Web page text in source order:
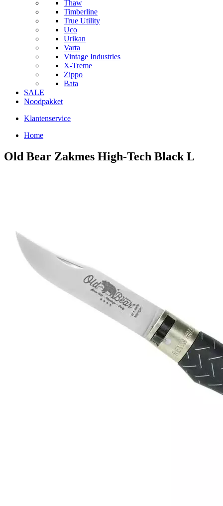
Thaw
Timberline
True Utility
Uco
Urikan
Varta
Vintage Industries
X-Treme
Zippo
Bata
SALE
Noodpakket
Klantenservice
Home
Old Bear Zakmes High-Tech Black L